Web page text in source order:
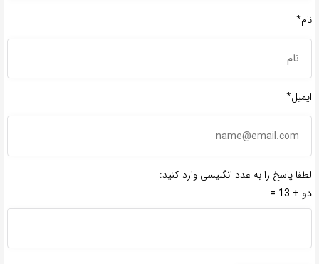
پاسخ را به عدد انگلیسی وارد کنید:
+ 13 =